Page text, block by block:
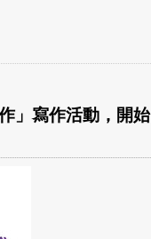
」寫作活動，開始